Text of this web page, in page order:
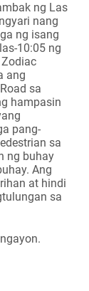
ng Las
nang
ng isang
10:05 ng
ang
sa
hampasin
pang-
sa
ng buhay
Ang
at hindi
sa